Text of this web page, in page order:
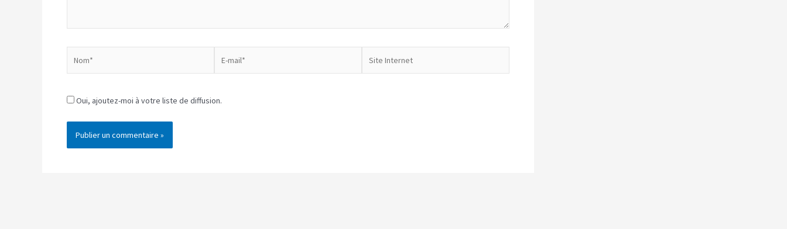
mail*
Internet
Oui, ajoutez-moi à votre liste de diffusion.